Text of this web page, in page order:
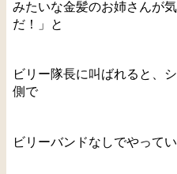
みたいな金髪のお姉さんが
だ！」と
ビリー隊長に叫ばれると、
側で
ビリーバンドなしでやって